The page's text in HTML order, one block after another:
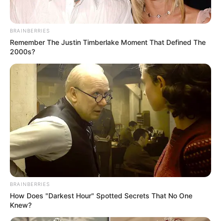
Así mismo, dijo el oficial que se busca durante la
celebración de navidad cero quenado con pólvora, cero
heridospor arma de fuego, arma blanca y ante todo se
busca frenar el contagio del covid-19.
BRAINBERRIES
Remember The Justin Timberlake Moment That Defined The
2000s?
BRAINBERRIES
How Does "Darkest Hour" Spotted Secrets That No One
Knew?